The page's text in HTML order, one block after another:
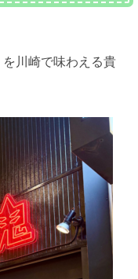
を川崎で味わえる貴